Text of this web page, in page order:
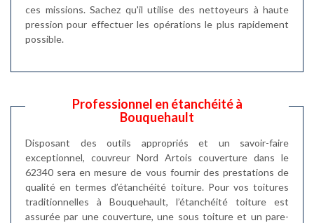
ces missions. Sachez qu'il utilise des nettoyeurs à haute
pression pour effectuer les opérations le plus rapidement
possible.
Professionnel en étanchéité à
Bouquehault
Disposant des outils appropriés et un savoir-faire
exceptionnel, couvreur Nord Artois couverture dans le
62340 sera en mesure de vous fournir des prestations de
qualité en termes d’étanchéité toiture. Pour vos toitures
traditionnelles à Bouquehault, l’étanchéité toiture est
assurée par une couverture, une sous toiture et un pare-